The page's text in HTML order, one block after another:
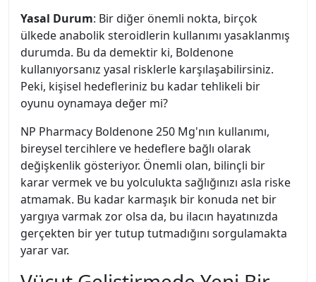
Yasal Durum: Bir diğer önemli nokta, birçok
ülkede anabolik steroidlerin kullanımı yasaklanmış
durumda. Bu da demektir ki, Boldenone
kullanıyorsanız yasal risklerle karşılaşabilirsiniz.
Peki, kişisel hedefleriniz bu kadar tehlikeli bir
oyunu oynamaya değer mi?
NP Pharmacy Boldenone 250 Mg'nın kullanımı,
bireysel tercihlere ve hedeflere bağlı olarak
değişkenlik gösteriyor. Önemli olan, bilinçli bir
karar vermek ve bu yolculukta sağlığınızı asla riske
atmamak. Bu kadar karmaşık bir konuda net bir
yargıya varmak zor olsa da, bu ilacın hayatınızda
gerçekten bir yer tutup tutmadığını sorgulamakta
yarar var.